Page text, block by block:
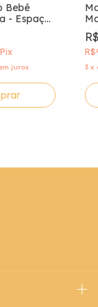
Bebê
- Espaço
Pix
juros 3 x